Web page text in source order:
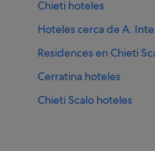
Chieti hoteles
Hoteles cerca de A.
Residences en Chieti
Cerratina hoteles
Chieti Scalo hoteles